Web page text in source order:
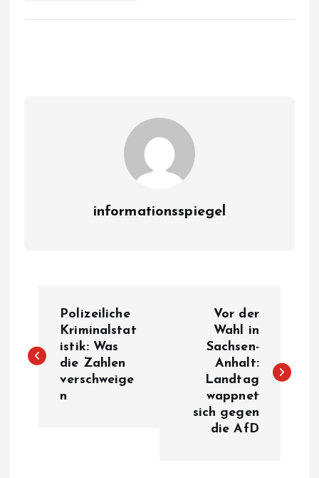
informationsspiegel
s
Polizeiliche
Kriminalstat
istik: Was
die Zahlen
verschweige
n
Vor der
Wahl in
Sachsen-
Anhalt:
Landtag
wappnet
sich gegen
die AfD